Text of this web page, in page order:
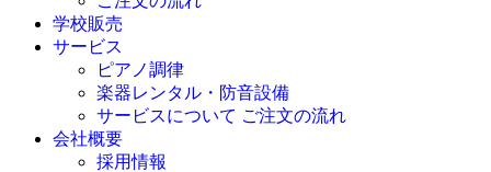
学校販売
サービス
ピアノ調律
楽器レンタル・防音設備
サービスについて ご注文の流れ
会社概要
採用情報